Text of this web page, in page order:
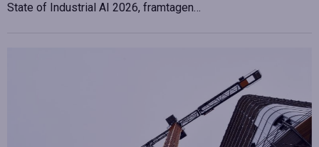
State of Industrial AI 2026, framtagen…